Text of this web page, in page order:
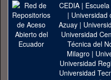
CEDIA|
| Universidad
Azuay|
Universidad
Técnica del
Milagro |
Universidad
Universidad